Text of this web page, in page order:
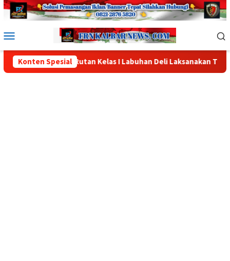
Loncat
Mobile
Konten Spesial
Rutan Kelas I Labuhan Deli Laksanakan Tahapan Seleksi